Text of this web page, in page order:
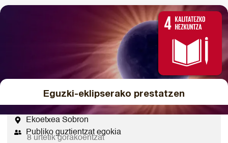
Eguzki-eklipserako prestatzen
Ekoetxea Sobron
Publiko guztientzat egokia
8 urtetik gorakoentzat